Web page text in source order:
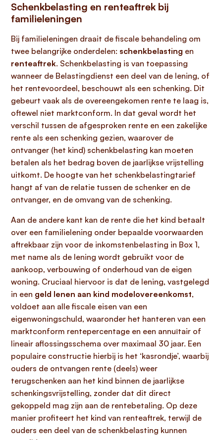
Schenkbelasting en renteaftrek bij
familieleningen
Bij familieleningen draait de fiscale behandeling om
twee belangrijke onderdelen: schenkbelasting en
renteaftrek. Schenkbelasting is van toepassing
wanneer de Belastingdienst een deel van de lening, of
het rentevoordeel, beschouwt als een schenking. Dit
gebeurt vaak als de overeengekomen rente te laag is,
oftewel niet marktconform. In dat geval wordt het
verschil tussen de afgesproken rente en een zakelijke
rente als een schenking gezien, waarover de
ontvanger (het kind) schenkbelasting kan moeten
betalen als het bedrag boven de jaarlijkse vrijstelling
uitkomt. De hoogte van het schenkbelastingtarief
hangt af van de relatie tussen de schenker en de
ontvanger, en de omvang van de schenking.
Aan de andere kant kan de rente die het kind betaalt
over een familielening onder bepaalde voorwaarden
aftrekbaar zijn voor de inkomstenbelasting in Box 1,
met name als de lening wordt gebruikt voor de
aankoop, verbouwing of onderhoud van de eigen
woning. Cruciaal hiervoor is dat de lening, vastgelegd
in een geld lenen aan kind modelovereenkomst,
voldoet aan alle fiscale eisen van een
eigenwoningschuld, waaronder het hanteren van een
marktconform rentepercentage en een annuïtair of
lineair aflossingsschema over maximaal 30 jaar. Een
populaire constructie hierbij is het ‘kasrondje’, waarbij
ouders de ontvangen rente (deels) weer
terugschenken aan het kind binnen de jaarlijkse
schenkingsvrijstelling, zonder dat dit direct
gekoppeld mag zijn aan de rentebetaling. Op deze
manier profiteert het kind van renteaftrek, terwijl de
ouders een deel van de schenkbelasting kunnen